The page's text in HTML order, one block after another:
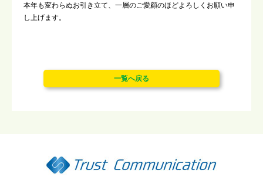
本年も変わらぬお引き立て、一層のご愛顧のほどよろしくお願い申
し上げます。
一覧へ戻る